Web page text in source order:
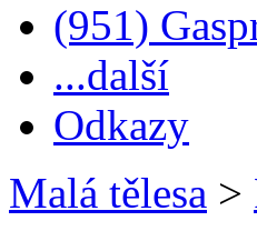
(951)
...další
Odkazy
Malá tělesa >